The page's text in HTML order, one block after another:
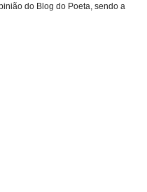
do Blog do Poeta, sendo a